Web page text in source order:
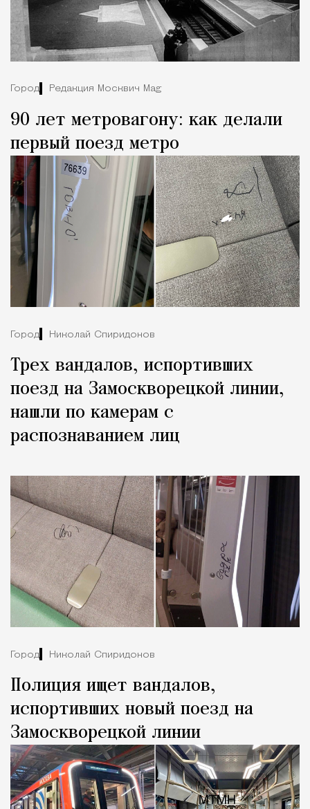
Город Редакция Москвич Mag
90 лет метровагону: как делали
первый поезд метро
Город Николай Спиридонов
Трех вандалов, испортивших
поезд на Замоскворецкой линии,
нашли по камерам с
распознаванием лиц
Город Николай Спиридонов
Полиция ищет вандалов,
испортивших новый поезд на
Замоскворецкой линии